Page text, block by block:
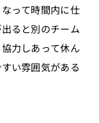
って時間内に仕
ると別のチーム
力しあって休ん
い雰囲気がある